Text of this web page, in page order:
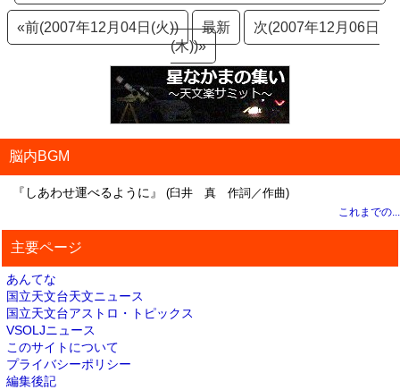
«前(2007年12月04日(火)) 最新
次(2007年12月06日
(木))»
脳内BGM
『しあわせ運べるように』 (臼井 真 作詞／作曲)
これまでの...
主要ページ
あんてな
国立天文台天文ニュース
国立天文台アストロ・トピックス
VSOLJニュース
このサイトについて
プライバシーポリシー
編集後記